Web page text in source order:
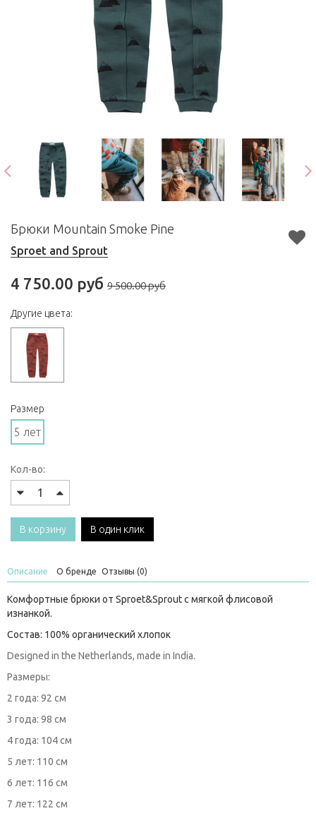
Брюки Mountain Smoke Pine
Sproet and Sprout
4 750.00 руб 9 500.00 руб
Другие цвета:
Размер
5 лет
Кол-во:
В корзину В один клик
Описание О бренде Отзывы (0)
Комфортные брюки от Sproet&Sprout с мягкой флисовой
изнанкой.
Состав: 100% органический хлопок
Designed in the Netherlands, made in India.
Размеры:
2 года: 92 см
3 года: 98 см
4 года: 104 см
5 лет: 110 см
6 лет: 116 см
7 лет: 122 см